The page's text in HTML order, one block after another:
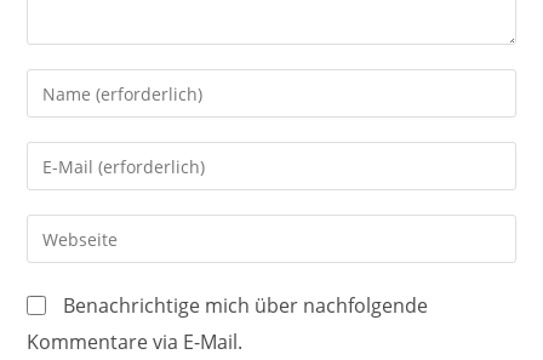
Gib
deinen
Namen
oder
Benutzernamen
zum
ein
Gib
deine
E-
Mail-
zum
Kommentieren
Gib
deine
Website-
URL
ein
Benachrichtige mich über nachfolgende
Kommentare via E-Mail.